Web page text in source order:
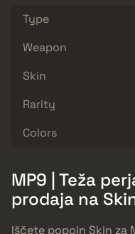
Type
Weapon
Skin
Rarity
Colors
MP9 | Teža
prodaja na
Iščete popoln Skin za